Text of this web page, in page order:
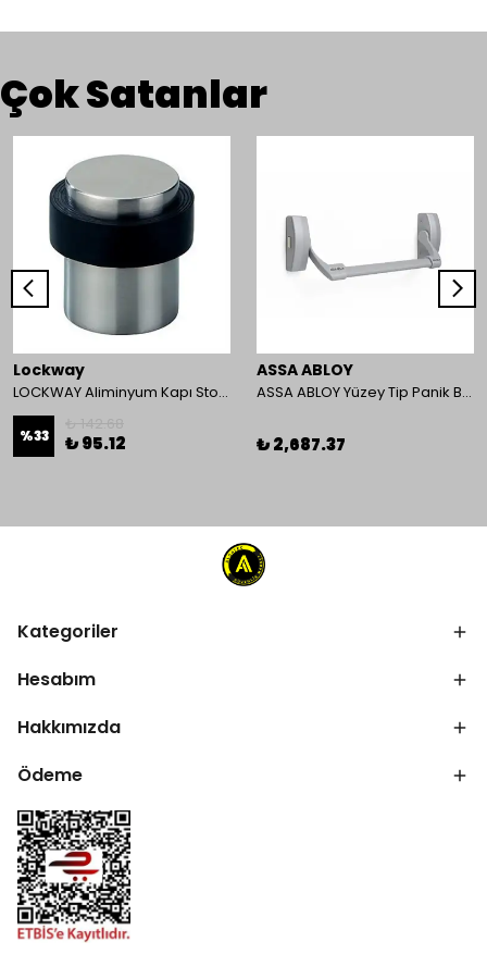
Çok Satanlar
Lockway
LOCKWAY Aliminyum Kapı Stoperi
%33 ₺ 95.12
ASSA ABLOY
ASSA ABLOY Yüzey Tip Panik Bar PED 180
₺ 2,687.37
Kategoriler
Hesabım
Hakkımızda
Ödeme